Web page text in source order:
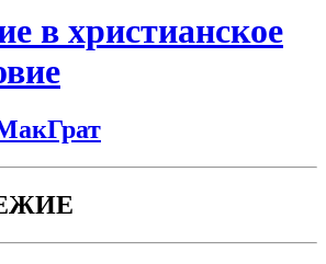
в христианское